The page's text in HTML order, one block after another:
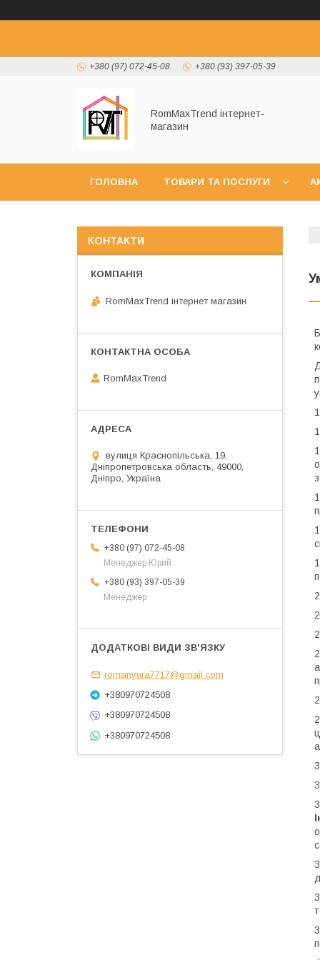
+380 (97) 072-45-08 +380 (93) 397-05-39
RomMaxTrend інтернет-
магазин
ГОЛОВНА ТОВАРИ ТА ПОСЛУГИ
КОНТАКТИ
RomMaxTrend інтернет магазин
RomMaxTrend
вулиця Краснопільська, 19,
Дніпропетровська область, 49000,
Дніпро, Україна
+380 (97) 072-45-08
Менеджер Юрий
+380 (93) 397-05-39
Менеджер
romanyura7717@gmail.com
+380970724508
+380970724508
+380970724508